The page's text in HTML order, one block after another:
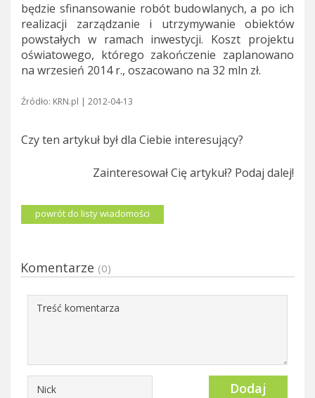
będzie sfinansowanie robót budowlanych, a po ich
realizacji zarządzanie i utrzymywanie obiektów
powstałych w ramach inwestycji. Koszt projektu
oświatowego, którego zakończenie zaplanowano
na wrzesień 2014 r., oszacowano na 32 mln zł.
Źródło: KRN.pl | 2012-04-13
Czy ten artykuł był dla Ciebie interesujący?
Zainteresował Cię artykuł? Podaj dalej!
powrót do listy wiadomości
Komentarze (0)
Dodaj